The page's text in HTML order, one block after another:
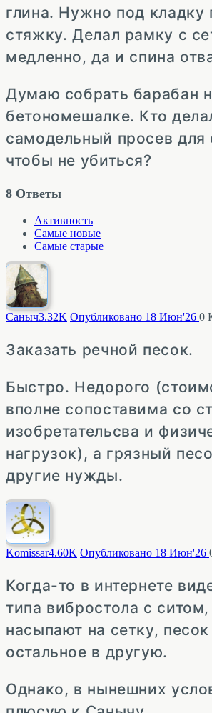
глина. Нужно под кладку
стяжку. Делал рамку с
медленно, да и спина
Думаю собрать барабан
бетономешалке. Кто
самодельный просев для
чтобы не убиться?
8 Ответы
Активность
Самые новые
Самые старые
Саныч3.32K Опубликовано 18 Июн'26 0
Заказать речной песок.
Быстро. Недорого
вполне сопоставима со
изобретательсва и
нагрузок), а грязный
другие нужды.
Komissar4.60K Опубликовано 18 Июн'26
Когда-то в интернете
типа вибростола с ситом,
насыпают на сетку,
остальное в другую.
Однако, в нынешних